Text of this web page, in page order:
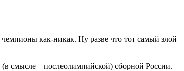
как-никак. Ну разве что тот самый злой
смысле – послеолимпийской) сборной России.